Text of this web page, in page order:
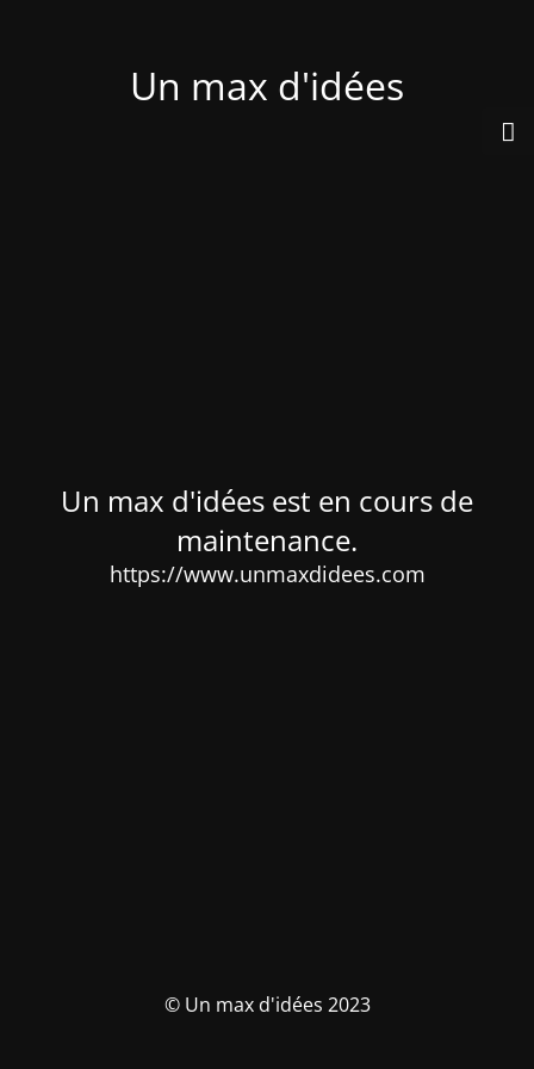
Un max d'idées
Un max d'idées est en cours de
maintenance.
https://www.unmaxdidees.com
© Un max d'idées 2023